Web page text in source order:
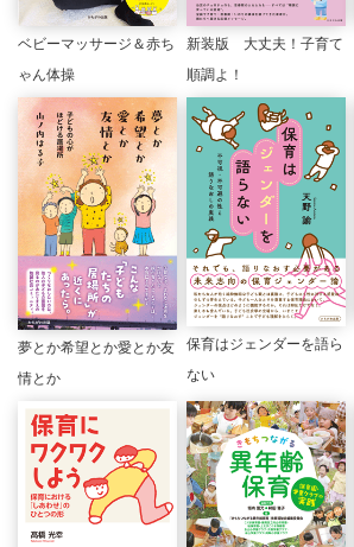
ベビーマッサージ＆赤ち
ゃん体操
新装版 大丈夫！子育て
順調よ！
夢とか希望とか愛とか友
情とか
保育はジェンダーを語ら
ない